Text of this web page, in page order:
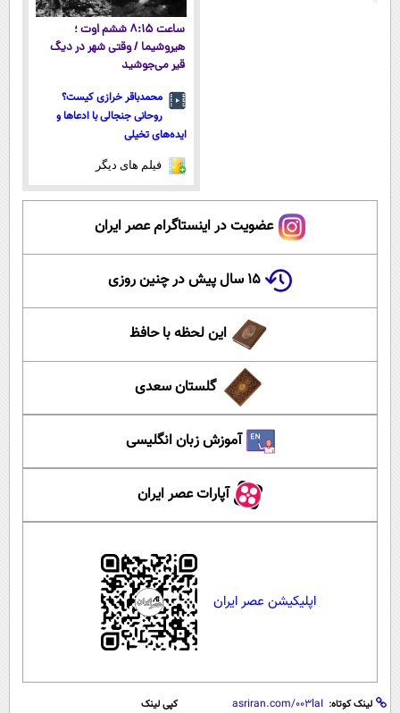
ساعت ۸:۱۵ ششم اوت ؛
هیروشیما / وقتی شهر در دیگ
قیر می‌جوشید
محمدباقر خرازی کیست؟
روحانی جنجالی با ادعاها و
ایده‌های تخیلی
فیلم های دیگر
عضویت در اینستاگرام عصر ایران
۱۵ سال پیش در چنین روزی
این لحظه با حافظ
گلستان سعدی
آموزش زبان انگلیسی
آپارات عصر ایران
اپلیکیشن عصر ایران
لینک کوتاه: کپی لینک